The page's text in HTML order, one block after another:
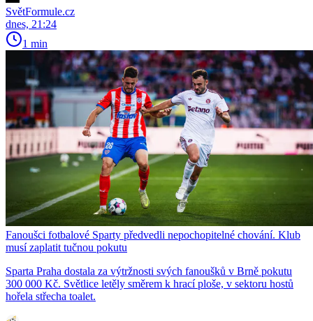
SvětFormule.cz
dnes, 21:24
1 min
Fanoušci fotbalové Sparty předvedli nepochopitelné chování. Klub
musí zaplatit tučnou pokutu
Sparta Praha dostala za výtržnosti svých fanoušků v Brně pokutu
300 000 Kč. Světlice letěly směrem k hrací ploše, v sektoru hostů
hořela střecha toalet.